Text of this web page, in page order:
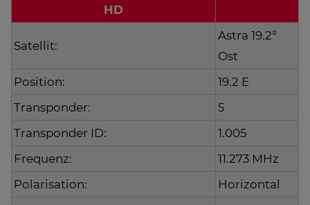
HD
Satellit:
Astra 19.2°
Ost
Position:
19.2 E
Transponder:
5
Transponder ID:
1.005
Frequenz:
11.273 MHz
Polarisation:
Horizontal